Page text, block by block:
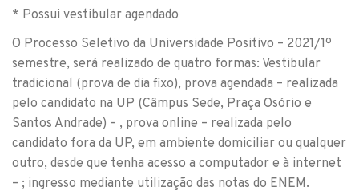
* Possui vestibular agendado
O Processo Seletivo da Universidade Positivo – 2021/1º
semestre, será realizado de quatro formas: Vestibular
tradicional (prova de dia fixo), prova agendada – realizada
pelo candidato na UP (Câmpus Sede, Praça Osório e
Santos Andrade) – , prova online – realizada pelo
candidato fora da UP, em ambiente domiciliar ou qualquer
outro, desde que tenha acesso a computador e à internet
– ; ingresso mediante utilização das notas do ENEM.